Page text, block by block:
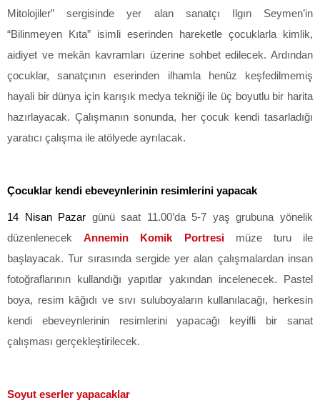
Mitolojiler” sergisinde yer alan sanatçı Ilgın Seymen’in
“Bilinmeyen Kıta” isimli eserinden hareketle çocuklarla kimlik,
aidiyet ve mekân kavramları üzerine sohbet edilecek. Ardından
çocuklar, sanatçının eserinden ilhamla henüz keşfedilmemiş
hayali bir dünya için karışık medya tekniği ile üç boyutlu bir harita
hazırlayacak. Çalışmanın sonunda, her çocuk kendi tasarladığı
yaratıcı çalışma ile atölyede ayrılacak.
Çocuklar kendi ebeveynlerinin resimlerini yapacak
14 Nisan Pazar günü saat 11.00’da 5-7 yaş grubuna yönelik
düzenlenecekAnnemin Komik Portresi müze turu ile
başlayacak. Tur sırasında sergide yer alan çalışmalardan insan
fotoğraflarının kullandığı yapıtlar yakından incelenecek. Pastel
boya, resim kâğıdı ve sıvı suluboyaların kullanılacağı, herkesin
kendi ebeveynlerinin resimlerini yapacağı keyifli bir sanat
çalışması gerçekleştirilecek.
Soyut eserler yapacaklar